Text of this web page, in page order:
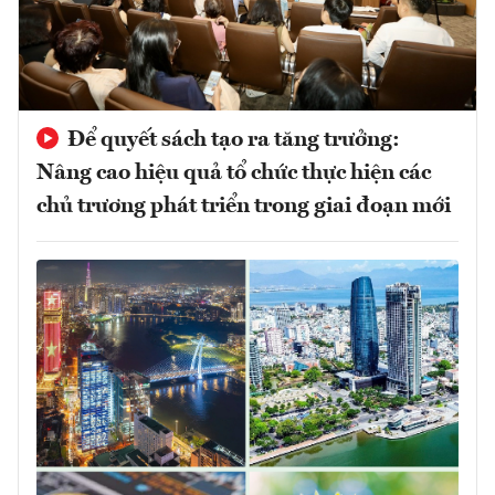
Để quyết sách tạo ra tăng trưởng:
Nâng cao hiệu quả tổ chức thực hiện các
chủ trương phát triển trong giai đoạn mới